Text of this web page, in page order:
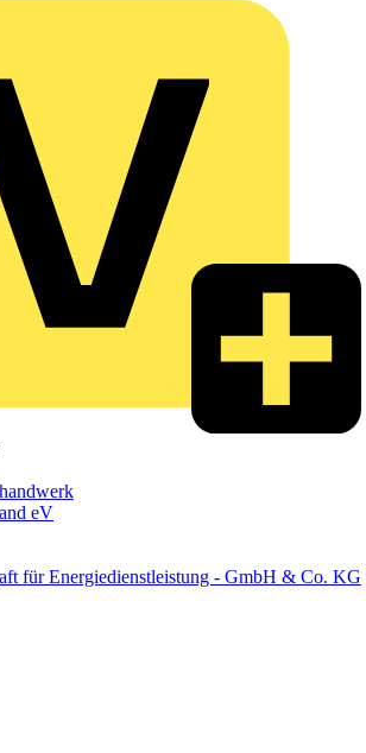
eV
für Energiedienstleistung - GmbH & Co. KG